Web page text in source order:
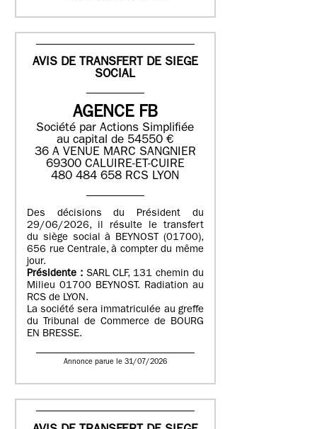
AVIS DE TRANSFERT DE SIEGE
SOCIAL
AGENCE FB
Société par Actions Simplifiée
au capital de 54550 €
36 A VENUE MARC SANGNIER
69300 CALUIRE-ET-CUIRE
480 484 658 RCS LYON
Des décisions du Président du
29/06/2026, il résulte le transfert
du siège social à BEYNOST (01700),
656 rue Centrale, à compter du même
jour.
Présidente :SARL CLF, 131 chemin du
Milieu 01700 BEYNOST. Radiation au
RCS de LYON.
La société sera immatriculée au greffe
du Tribunal de Commerce de BOURG
EN BRESSE.
Annonce parue le 31/07/2026